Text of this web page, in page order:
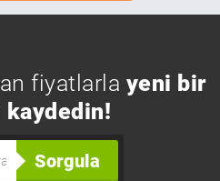
fiyatlarla yeni bir
kaydedin!
Sorgula